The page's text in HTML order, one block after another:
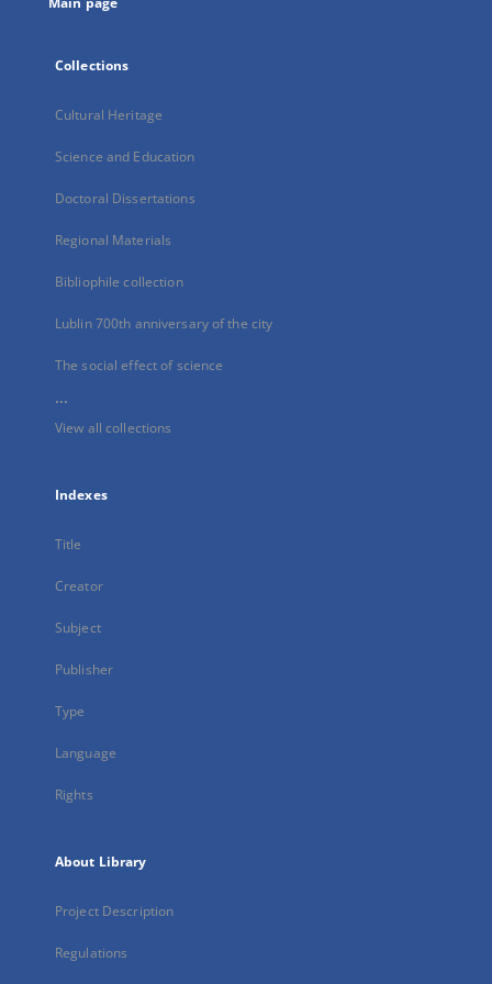
Collections
Cultural Heritage
Science and Education
Doctoral Dissertations
Regional Materials
Bibliophile collection
Lublin 700th anniversary of the city
The social effect of science
...
View all collections
Indexes
Title
Creator
Subject
Publisher
Type
Language
Rights
About Library
Project Description
Regulations